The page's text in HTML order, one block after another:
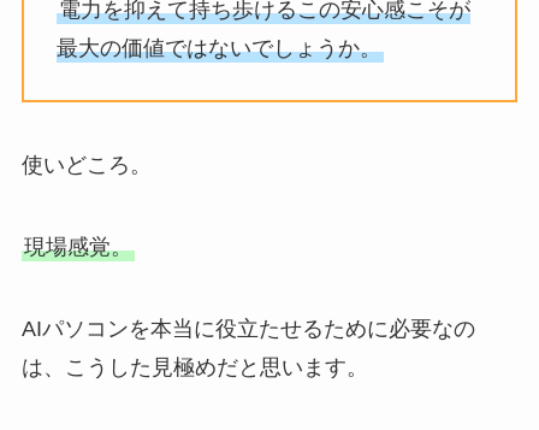
電力を抑えて持ち歩けるこの安心感こそが
最大の価値ではないでしょうか。
使いどころ。
現場感覚。
AIパソコンを本当に役立たせるために必要なの
は、こうした見極めだと思います。